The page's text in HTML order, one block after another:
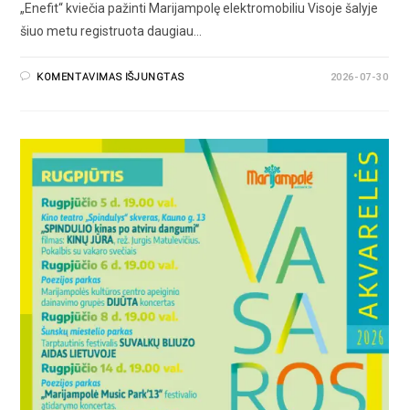
„Enefit“ kviečia pažinti Marijampolę elektromobiliu Visoje šalyje
šiuo metu registruota daugiau…
KOMENTAVIMAS IŠJUNGTAS 2026-07-30